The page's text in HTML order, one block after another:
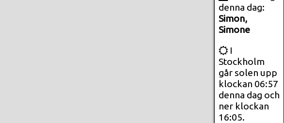
denna dag:
Simon,
Simone
I
Stockholm
går solen upp
klockan 06:57
denna dag och
ner klockan
16:05.